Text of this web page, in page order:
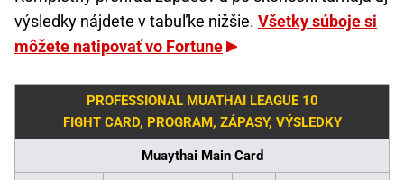
výsledky nájdete v tabuľke nižšie. Všetky súboje si
môžete natipovať vo Fortune
PROFESSIONAL MUATHAI LEAGUE 10
FIGHT CARD, PROGRAM, ZÁPASY, VÝSLEDKY
Muaythai Main Card